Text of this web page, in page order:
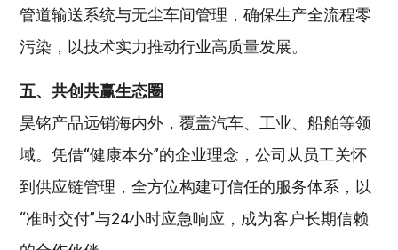
管道输送系统与无尘车间管理，确保生产全流程零
污染，以技术实力推动行业高质量发展‌。
五、共创共赢生态圈
昊铭产品远销海内外，覆盖汽车、工业、船舶等领
域‌。凭借“健康本分”的企业理念，公司从员工关怀
到供应链管理，全方位构建可信任的服务体系，以
“准时交付”与24小时应急响应，成为客户长期信赖